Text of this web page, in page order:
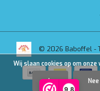
9,8
© 2026 Baboffel -
Wij slaan cookies op om
Ja Nee